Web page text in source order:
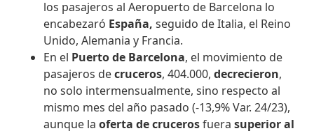
los pasajeros al Aeropuerto de Barcelona lo
encabezaró España,seguido de Italia, el Reino
Unido, Alemania y Francia.
En el Puerto de Barcelona, el movimiento de
pasajeros decruceros, 404.000,decrecieron,
no solo intermensualmente, sino respecto al
mismo mes del año pasado (-13,9% Var. 24/23),
aunque la oferta de crucerosfuerasuperior al